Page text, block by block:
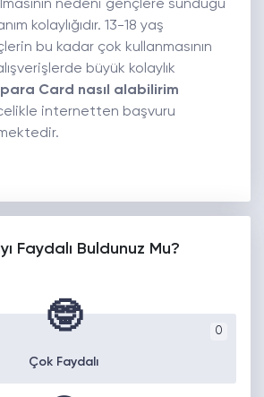
nedeni gençlere sunduğu
kolaylığıdır. 13-18 yaş
bu kadar çok kullanmasının
büyük kolaylık
Card nasıl alabilirim
internetten başvuru
Faydalı Buldunuz Mu?
0
🤓
Çok Faydalı